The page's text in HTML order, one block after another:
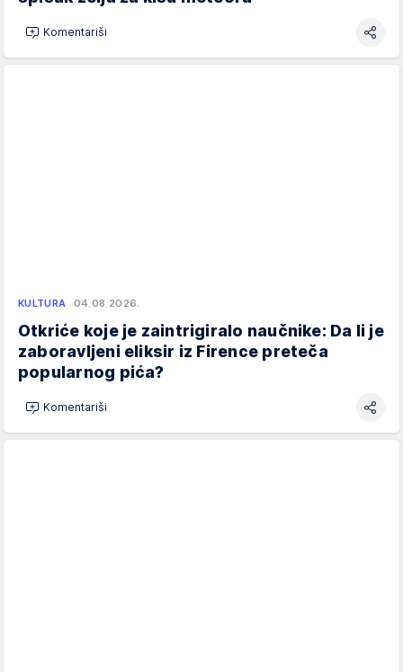
Komentariši
KULTURA 04.08.2026.
Otkriće koje je zaintrigiralo naučnike: Da li je
zaboravljeni eliksir iz Firence preteča
popularnog pića?
Komentariši